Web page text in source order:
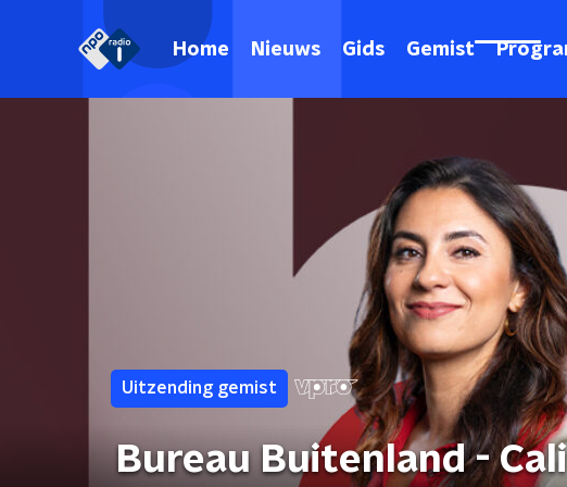
Home Nieuws Gids Gemist
Uitzending gemist
Bureau Buitenland -